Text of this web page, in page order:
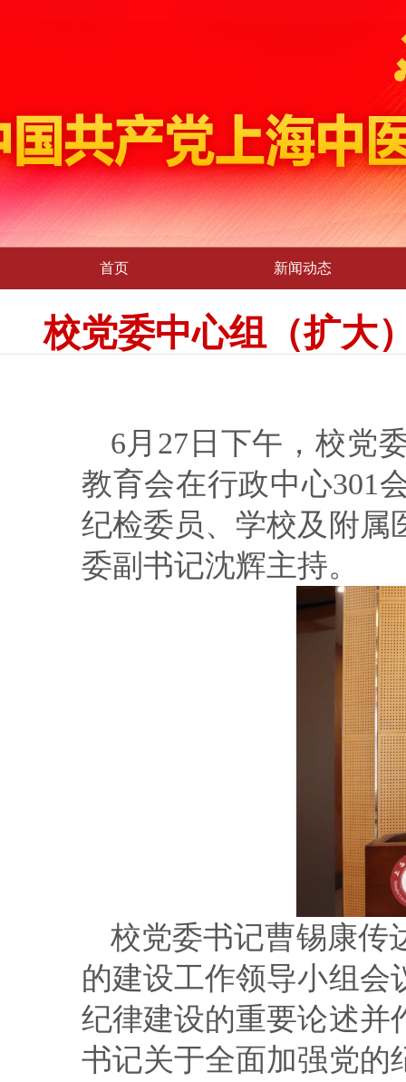
首页 新闻动态
校党委中心组（扩大
6月 27 日下午，校党
教育会在行政中心301
纪检委员、学校及附属
委副书记沈辉主持。
校党委书记曹锡康传
的建设工作领导小组会
纪律建设的重要论述并
书记关于全面加强党的